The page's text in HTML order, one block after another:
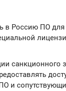
в Россию ПО для
санкционного
и